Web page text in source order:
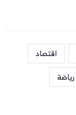
اقتصاد
رياضة